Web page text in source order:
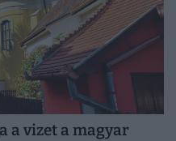
a vizet a magyar